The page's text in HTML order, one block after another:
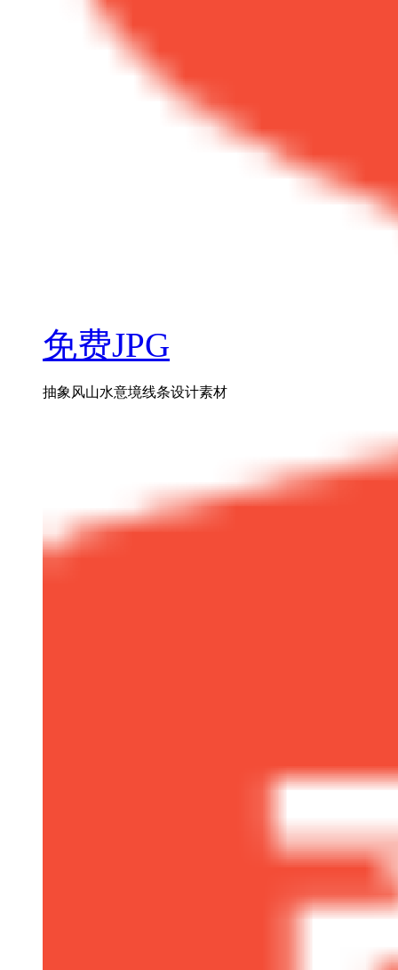
免费JPG
抽象风山水意境线条设计素材